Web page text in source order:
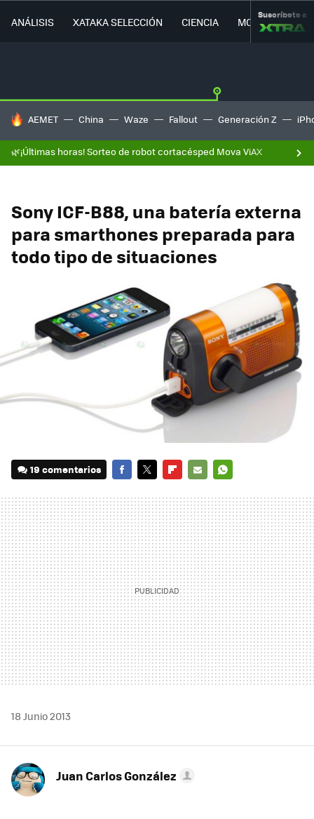
ANÁLISIS XATAKA SELECCIÓN CIENCIA MOVILIDAD
Suscríbete a
HOY SE HABLA DE
AEMET China Waze Fallout Generación Z
🌿¡Últimas horas! Sorteo de robot cortacésped Mova ViAX
Sony ICF-B88, una batería externa
para smarthones preparada para
todo tipo de situaciones
19 comentarios
MAIL
18 Junio 2013
Juan Carlos González